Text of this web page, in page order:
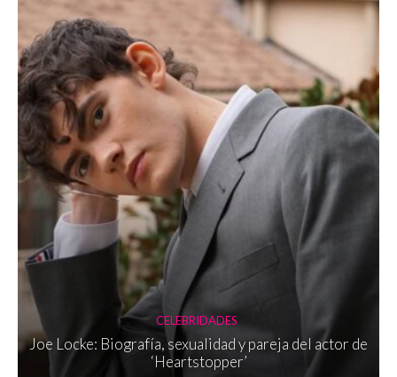
CELEBRIDADES
Joe Locke: Biografía, sexualidad y pareja del actor de
‘Heartstopper’